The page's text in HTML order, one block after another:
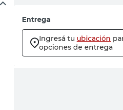
Entrega
Ingresá tu ubicación
opciones de entrega